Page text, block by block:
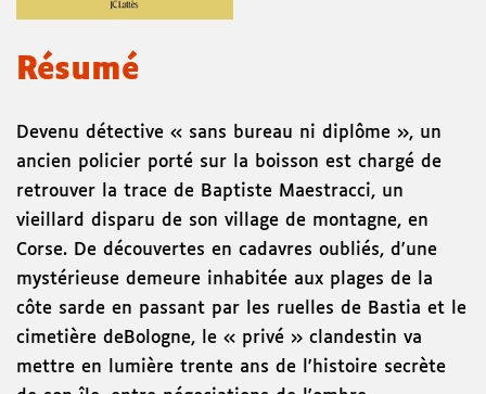
Résumé
Devenu détective « sans bureau ni diplôme », un
ancien policier porté sur la boisson est chargé de
retrouver la trace de Baptiste Maestracci, un
vieillard disparu de son village de montagne, en
Corse. De découvertes en cadavres oubliés, d'une
mystérieuse demeure inhabitée aux plages de la
côte sarde en passant par les ruelles de Bastia et le
cimetière deBologne, le « privé » clandestin va
mettre en lumière trente ans de l'histoire secrète